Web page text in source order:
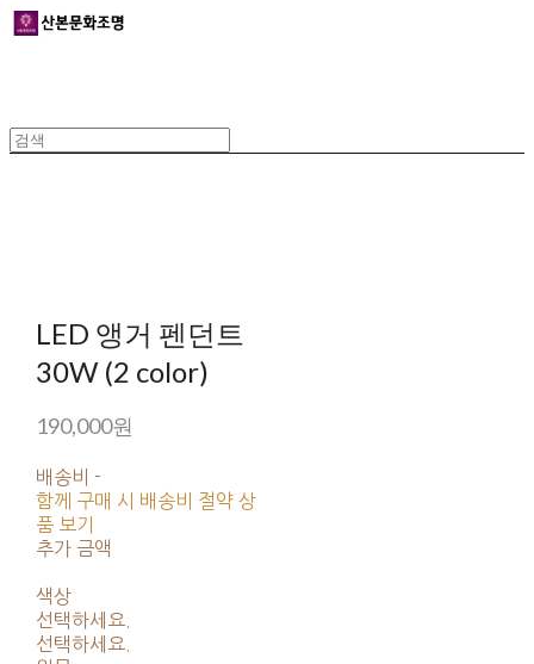
LED 앵거 펜던트
30W (2 color)
190,000원
배송비 -
함께 구매 시 배송비 절약 상
품 보기
추가 금액
색상
선택하세요.
선택하세요.